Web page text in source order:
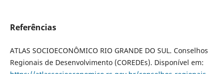
Referências
ATLAS SOCIOECONÔMICO RIO GRANDE DO SUL. Conselhos
Regionais de Desenvolvimento (COREDEs). Disponível em: